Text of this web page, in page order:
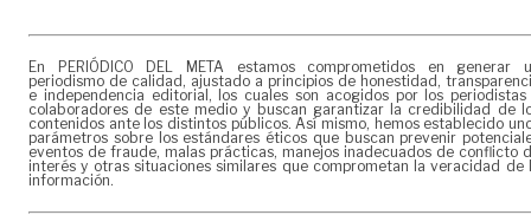
En PERIÓDICO DEL META estamos comprometidos en generar
periodismo de calidad, ajustado a principios de honestidad,
e independencia editorial, los cuales son acogidos por los periodistas
colaboradores de este medio y buscan garantizar la credibilidad de
contenidos ante los distintos públicos. Así mismo, hemos establecido
parámetros sobre los estándares éticos que buscan prevenir
eventos de fraude, malas prácticas, manejos inadecuados de conflicto
interés y otras situaciones similares que comprometan la veracidad de
información.